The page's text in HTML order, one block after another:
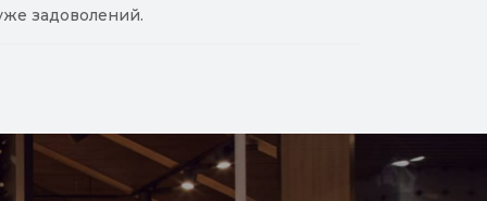
задоволений.